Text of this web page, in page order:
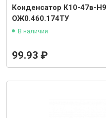
Конденсатор К10-47в-
ОЖ0.460.174ТУ
В наличии
99.93 ₽